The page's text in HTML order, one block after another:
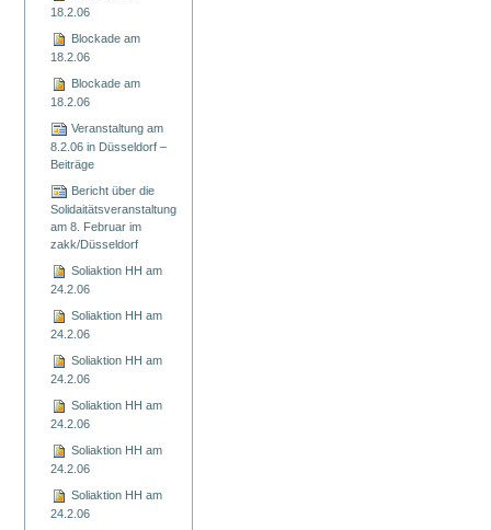
18.2.06
Blockade am
18.2.06
Blockade am
18.2.06
Veranstaltung am
8.2.06 in Düsseldorf –
Beiträge
Bericht über die
Solidaitätsveranstaltung
am 8. Februar im
zakk/Düsseldorf
Soliaktion HH am
24.2.06
Soliaktion HH am
24.2.06
Soliaktion HH am
24.2.06
Soliaktion HH am
24.2.06
Soliaktion HH am
24.2.06
Soliaktion HH am
24.2.06